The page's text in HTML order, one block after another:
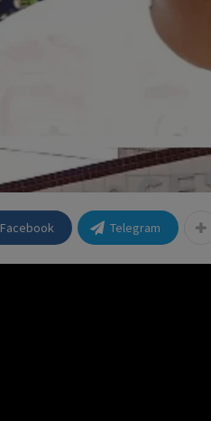
Facebook Telegram